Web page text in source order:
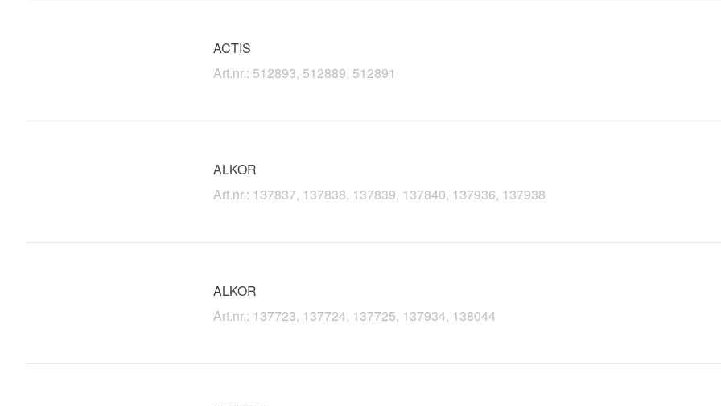
ACTIS
Art.nr.: 512893, 512889, 512891
ALKOR
Art.nr.: 137837, 137838, 137839, 137840, 137936, 137938
ALKOR
Art.nr.: 137723, 137724, 137725, 137934, 138044